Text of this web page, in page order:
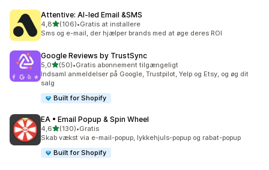
Attentive: AI‑led Email &SMS
4,8ud af 5 stjerner
(106)
106 anmeldelser i alt
•Gratis at installere
Sms og e-mail, der hjælper brands med at øge deres ROI
Google Reviews by TrustSync
5,0ud af 5 stjerner
(50)
50 anmeldelser i alt
•Gratis abonnement tilgængeligt
Indsaml anmeldelser på Google, Trustpilot, Yelp og Etsy, og øg dit
salg
Built for Shopify
EA • Email Popup & Spin Wheel
4,6ud af 5 stjerner
(130)
130 anmeldelser i alt
•Gratis
Skab vækst via e-mail-popup, lykkehjuls-popup og rabat-popup
Built for Shopify